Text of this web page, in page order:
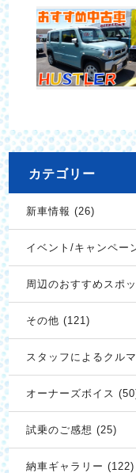
カテゴリー
新車情報 (26)
イベント/キャンペー
周辺のおすすめスポ
その他 (121)
スタッフによるクル
オーナーズボイス
試乗のご感想 (25)
納車ギャラリー (122)